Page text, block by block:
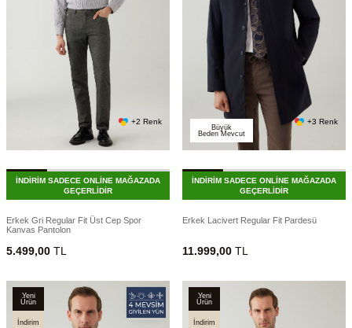
+2 Renk
İNDİRİM SADECE ONLİNE MAĞAZADA
GEÇERLİDİR
Erkek Gri Regular Fit Üst Cep Spor
Kanvas Pantolon
5.499,00 TL
Büyük
Beden Mevcut
+3 Renk
İNDİRİM SADECE ONLİNE MAĞAZADA
GEÇERLİDİR
Erkek Lacivert Regular Fit Pardesü
11.999,00 TL
Yeni
Ürün
İndirim
Yeni
Ürün
İndirim